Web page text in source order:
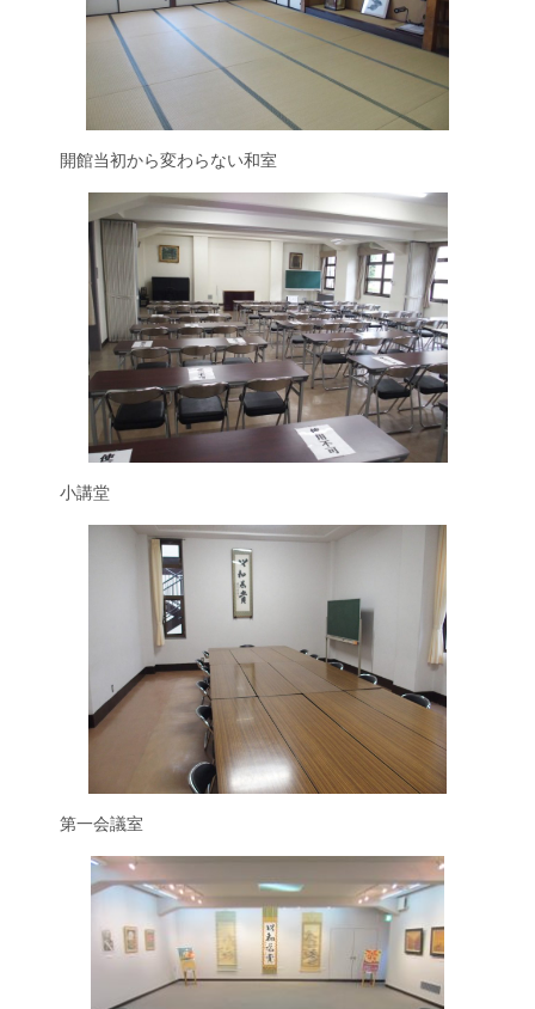
開館当初から変わらない和室
小講堂
第一会議室